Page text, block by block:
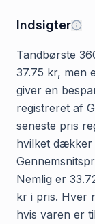
Indsigter
Tandbørste
37.75 kr, men
giver en
registreret af
seneste pris
hvilket dækker
Nemlig er
kr i pris. Hver
hvis varen er